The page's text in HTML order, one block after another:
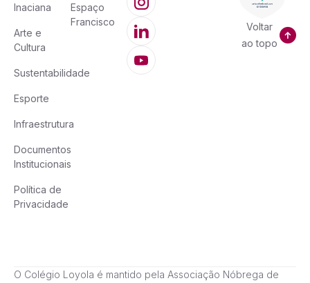
Inaciana
Arte e
Cultura
Sustentabilidade
Esporte
Infraestrutura
Documentos
Institucionais
Política de
Privacidade
Espaço
Francisco
Voltar
ao topo
O Colégio Loyola é mantido pela Associação Nóbrega de